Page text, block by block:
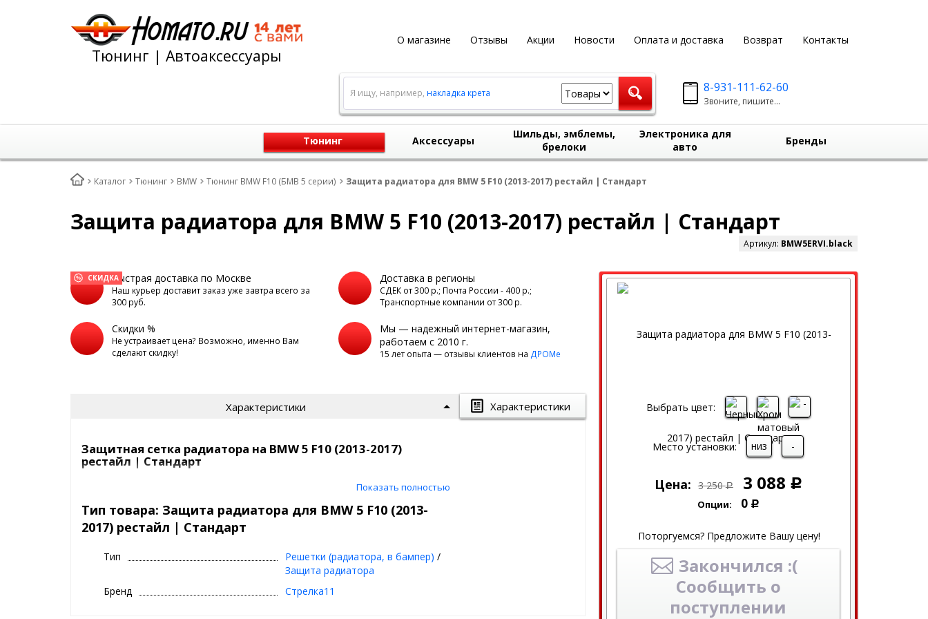
О магазине Отзывы Акции Новости Оплата и доставка Возврат Контакты
Тюнинг | Автоаксессуары
8-931-111-62-60
Звоните, пишите...
Я ищу, например, накладка крета
Тюнинг Аксессуары
Шильды, эмблемы,
брелоки
Электроника для
авто
Бренды
Каталог Тюнинг BMW Тюнинг BMW F10 (БМВ 5 серии) Защита радиатора для BMW 5 F10 (2013-2017) рестайл | Стандарт
Защита радиатора для BMW 5 F10 (2013-2017) рестайл | Стандарт
Артикул: BMW5ERVI.black
СКИДКА
Выбрать цвет:
Место установки: низ -
Цена: 3 250 Р 3 088 Р
Опции: 0 Р
Поторгуемся? Предложите Вашу цену!
Закончился :(
Сообщить о
поступлении
Быстрая доставка по Москве
Наш курьер доставит заказ уже завтра всего за
300 руб.
Доставка в регионы
СДЕК от 300 р.; Почта России - 400 р.;
Транспортные компании от 300 р.
Скидки %
Не устраивает цена? Возможно, именно Вам
сделают скидку!
Мы — надежный интернет-магазин,
работаем с 2010 г.
15 лет опыта — отзывы клиентов на ДРОМе
Характеристики
Характеристики
Защитная сетка радиатора на BMW 5 F10 (2013-2017)
рестайл | Стандарт
Сетка на радиатор BMW 5 F10 (2013-2017) рестайл защитит ваш автомобиль от
насекомых, камней, мусора и выглядит просто отлично!
Самый продаваемый вариант среди защитных сеток на сегодня.
СТАНДАРТ
кант сетки:квадратный, из резины (10x5 мм)
Показать полностью
Тип товара: Защита радиатора для BMW 5 F10 (2013-
2017) рестайл | Стандарт
Тип Решетки (радиатора, в бампер) /
Защита радиатора
Бренд
Стрелка11